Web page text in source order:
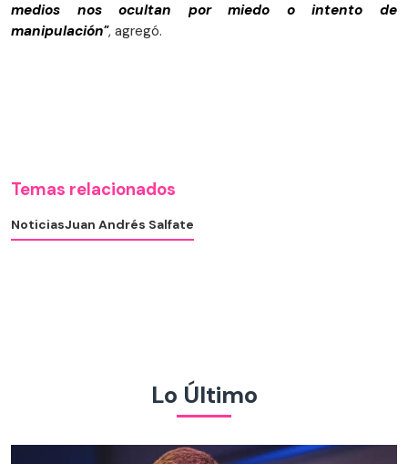
medios nos ocultan por miedo o intento de
manipulación", agregó.
Temas relacionados
NoticiasJuan Andrés Salfate
Lo Último